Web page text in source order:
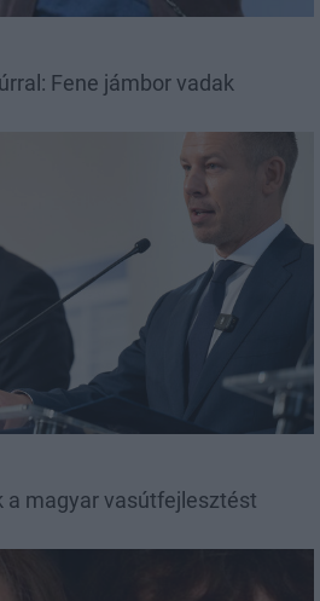
Fene jámbor vadak
a magyar vasútfejlesztést